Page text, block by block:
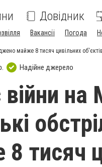
Довідник
Вакансії Погода
майже 8 тисяч цивільних об'єктів
Надійне джерело
на
тисяч